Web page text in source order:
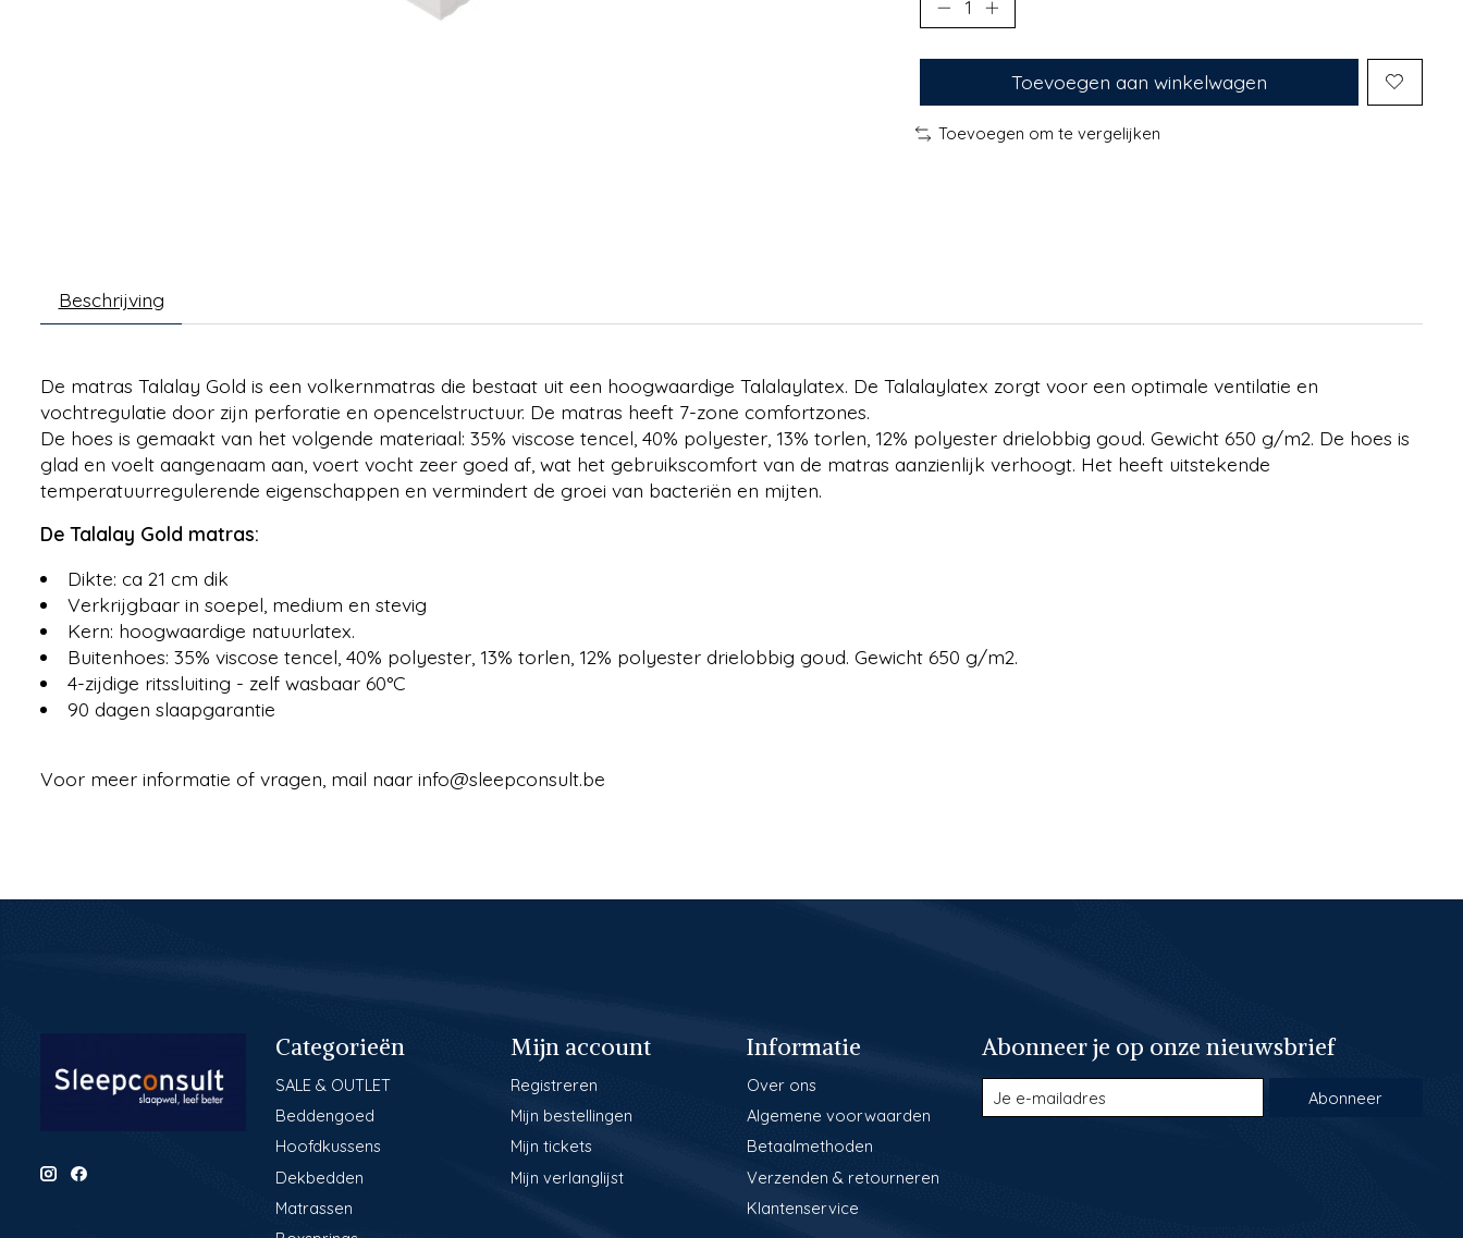
Toevoegen aan winkelwagen
Toevoegen om te vergelijken
Beschrijving
De matras Talalay Gold is een volkernmatras die bestaat uit een hoogwaardige Talalaylatex. De Talalaylatex zorgt voor een optimale ventilatie en
vochtregulatie door zijn perforatie en opencelstructuur. De matras heeft 7-zone comfortzones.
De hoes is gemaakt van het volgende materiaal: 35% viscose tencel, 40% polyester, 13% torlen, 12% polyester drielobbig goud. Gewicht 650 g/m2. De hoes is
glad en voelt aangenaam aan, voert vocht zeer goed af, wat het gebruikscomfort van de matras aanzienlijk verhoogt. Het heeft uitstekende
temperatuurregulerende eigenschappen en vermindert de groei van bacteriën en mijten.
De Talalay Gold matras:
Dikte: ca 21 cm dik
Verkrijgbaar in soepel, medium en stevig
Kern: hoogwaardige natuurlatex.
Buitenhoes: 35% viscose tencel, 40% polyester, 13% torlen, 12% polyester drielobbig goud. Gewicht 650 g/m2.
4-zijdige ritssluiting - zelf wasbaar 60°C
90 dagen slaapgarantie
Voor meer informatie of vragen, mail naar info@sleepconsult.be
Categorieën
SALE & OUTLET
Beddengoed
Hoofdkussens
Dekbedden
Matrassen
Mijn account
Registreren
Mijn bestellingen
Mijn tickets
Mijn verlanglijst
Informatie
Over ons
Algemene voorwaarden
Betaalmethoden
Verzenden & retourneren
Klantenservice
Abonneer je op onze nieuwsbrief
Abonneer